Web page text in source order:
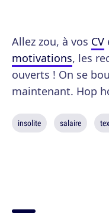
Allez zou, à vos CV
motivations, les
ouverts ! On se
maintenant. Hop
insolite salaire